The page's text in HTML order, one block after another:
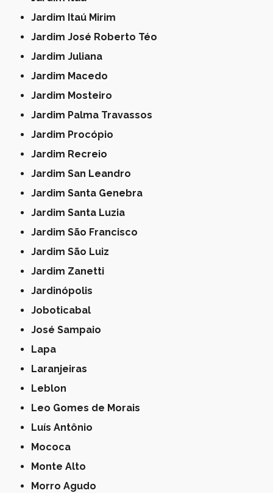
Jardim Itaú Mirim
Jardim José Roberto Téo
Jardim Juliana
Jardim Macedo
Jardim Mosteiro
Jardim Palma Travassos
Jardim Procópio
Jardim Recreio
Jardim San Leandro
Jardim Santa Genebra
Jardim Santa Luzia
Jardim São Francisco
Jardim São Luiz
Jardim Zanetti
Jardinópolis
Joboticabal
José Sampaio
Lapa
Laranjeiras
Leblon
Leo Gomes de Morais
Luís Antônio
Mococa
Monte Alto
Morro Agudo